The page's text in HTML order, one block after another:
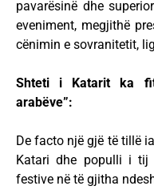
pavarësinë dhe
eveniment, megjithë
cënimin e sovranitetit,
Shteti i Katarit ka
arabëve”:
De facto një gjë të tillë
Katari dhe populli i tij
festive në të gjitha